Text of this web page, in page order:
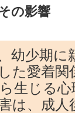
の影響
幼少期に
た愛着関
生じる心
は、成人